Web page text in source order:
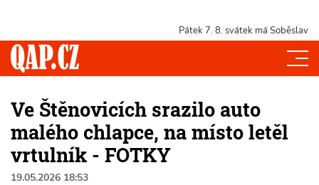
Pátek 7. 8. svátek má Soběslav
Ve Štěnovicích srazilo auto
malého chlapce, na místo letěl
vrtulník - FOTKY
19.05.2026 18:53